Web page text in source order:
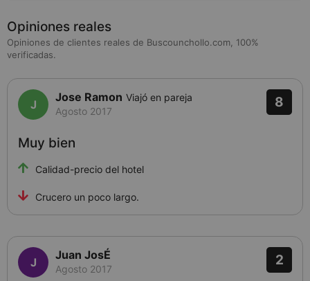
Opiniones reales
Opiniones de clientes reales de Buscounchollo.com, 100%
verificadas.
8
Jose Ramon Viajó en pareja
Agosto 2017
Calidad-precio del hotel
Crucero un poco largo.
Muy bien
2
Juan JosÉ
Agosto 2017